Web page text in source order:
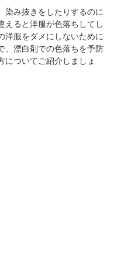
染み抜きをしたりするのに
えると洋服が色落ちしてし
洋服をダメにしないために
、漂白剤での色落ちを予防
についてご紹介しましょ